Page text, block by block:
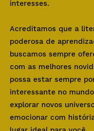
interesses.
Acreditamos que a
poderosa de
buscamos sempre
com as melhores
possa estar sempre
interessante no
explorar novos
emocionar com